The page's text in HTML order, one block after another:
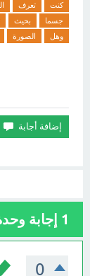
كنت تعرف
جسما
بحيث
وهل
الصورة
1 إجابة
0